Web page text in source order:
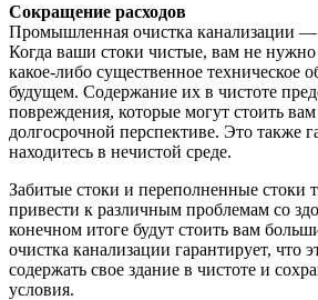
Сокращение расходов
Промышленная очистка канализации
Когда ваши стоки чистые, вам не нужно
какое-либо существенное техническое
будущем. Содержание их в чистоте
повреждения, которые могут стоить
долгосрочной перспективе. Это также
находитесь в нечистой среде.
Забитые стоки и переполненные стоки
привести к различным проблемам со
конечном итоге будут стоить вам
очистка канализации гарантирует, что
содержать свое здание в чистоте и
условия.